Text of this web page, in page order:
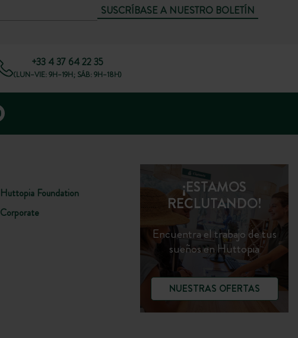
SUSCRÍBASE A NUESTRO BOLETÍN
+33 4 37 64 22 35
(LUN–VIE: 9H–19H; SÁB: 9H–18H)
Huttopia Foundation
Corporate
¡ESTAMOS
RECLUTANDO!
Encuentra el trabajo de tus
sueños en Huttopia
NUESTRAS OFERTAS